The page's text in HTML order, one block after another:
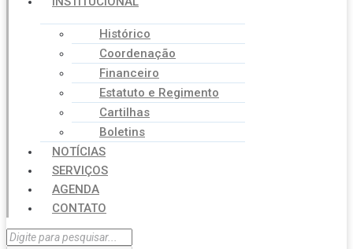
Histórico
Coordenação
Financeiro
Estatuto e Regimento
Cartilhas
Boletins
NOTÍCIAS
SERVIÇOS
AGENDA
CONTATO